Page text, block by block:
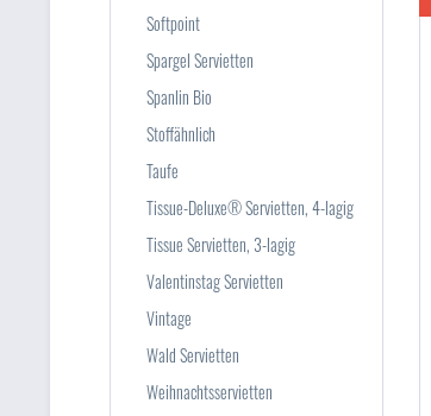
Softpoint
Spargel Servietten
Spanlin Bio
Stoffähnlich
Taufe
Tissue-Deluxe® Servietten, 4-lagig
Tissue Servietten, 3-lagig
Valentinstag Servietten
Vintage
Wald Servietten
Weihnachtsservietten